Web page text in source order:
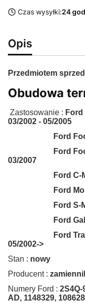
Czas wysyłki:24
Opis
Przedmiotem
Obudowa
Zastosowanie : Ford
03/2002 - 05/2005
Ford Focus
Ford Focus C-
03/2007
Ford C-Max
Ford Mondeo
Ford S-Max
Ford Galaxy
Ford Transit
05/2002->
Stan : nowy
Producent :
Numery Ford : 2S4Q-
AD, 1148329,